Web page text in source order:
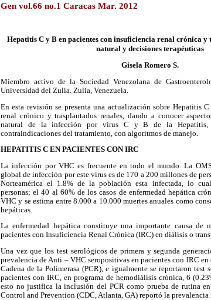
Gen vol.66 no.1 Caracas Mar. 2012
Hepatitis C y B en pacientes con insuficiencia renal crónica
natural y decisiones terapéuticas
Gisela Romero S.
Miembro activo de la Sociedad Venezolana de
Universidad del Zulia. Zulia, Venezuela.
En esta revisión se presenta una actualización sobre Hepatitis
renal crónico y trasplantados renales, dando a conocer
natural de la infección por virus C y B de la Hepatitis,
contraindicaciones del tratamiento, con algoritmos de manejo.
HEPATITIS C EN PACIENTES CON IRC
La infección por VHC es frecuente en todo el mundo. La
global de infección por este virus es de 170 a 200 millones de
Norteamérica el 1.8% de la población esta infectada, lo
personas; el 40 al 60% de los casos de enfermedad hepática
VHC y se estima entre 8.000 a 10.000 muertes anuales como
hepáticas.
La enfermedad hepática constituye una importante causa de
pacientes con Insuficiencia Renal Crónica (IRC) en diálisis o
Una vez que los test serológicos de primera y segunda
prevalencia de Anti – VHC seropositivas en pacientes con IRC
Cadena de la Polimerasa (PCR), e igualmente se reportaron
pacientes con IRC, en programa de hemodiálisis crónica, 6
esto no justifica la inclusión del PCR como prueba de rutina
Control and Prevention (CDC, Atlanta, GA) reportó la